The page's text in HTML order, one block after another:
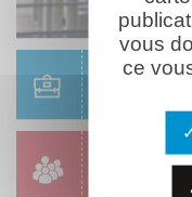
Scolaire
Réservation &
Groupes
Réservation &
vous
ce